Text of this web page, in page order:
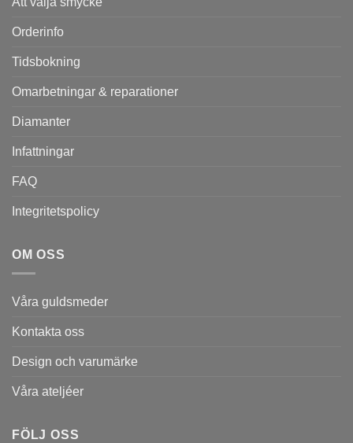
Orderinfo
Tidsbokning
Omarbetningar & reparationer
Diamanter
Infattningar
FAQ
Integritetspolicy
OM OSS
Våra guldsmeder
Kontakta oss
Design och varumärke
Våra ateljéer
FÖLJ OSS